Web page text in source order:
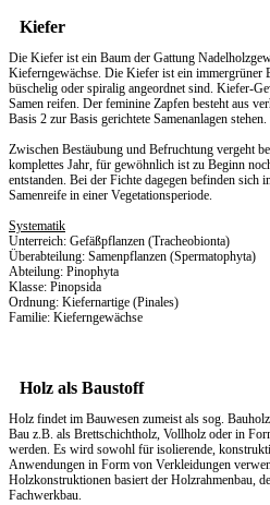
Kiefer
Die Kiefer ist ein Baum der Gattung
Kieferngewächse. Die Kiefer ist ein immergrüner
büschelig oder spiralig angeordnet sind. Kiefer-
Samen reifen. Der feminine Zapfen besteht aus
Basis 2 zur Basis gerichtete Samenanlagen stehen.
Zwischen Bestäubung und Befruchtung vergeht
komplettes Jahr, für gewöhnlich ist zu Beginn
entstanden. Bei der Fichte dagegen befinden sich
Samenreife in einer Vegetationsperiode.
Systematik
Unterreich: Gefäßpflanzen (Tracheobionta)
Überabteilung: Samenpflanzen (Spermatophyta)
Abteilung: Pinophyta
Klasse: Pinopsida
Ordnung: Kiefernartige (Pinales)
Familie: Kieferngewächse
Holz als Baustoff
Holz findet im Bauwesen zumeist als sog.
Bau z.B. als Brettschichtholz, Vollholz oder in
werden. Es wird sowohl für isolierende,
Anwendungen in Form von Verkleidungen
Holzkonstruktionen basiert der Holzrahmenbau,
Fachwerkbau.